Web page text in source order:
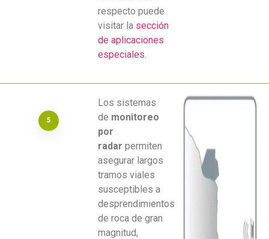
respecto puede
visitar la sección
de aplicaciones
especiales.
Los sistemas
de monitoreo
por
radar permiten
asegurar largos
tramos viales
susceptibles a
desprendimientos
de roca de gran
magnitud,